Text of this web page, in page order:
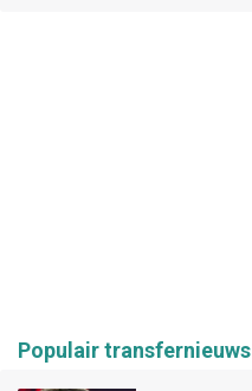
Populair transfernieuws